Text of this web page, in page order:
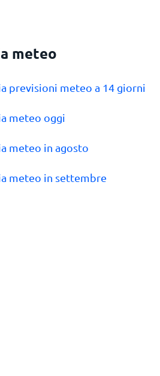
meteo
previsioni meteo a 14 giorni
meteo oggi
meteo in agosto
meteo in settembre